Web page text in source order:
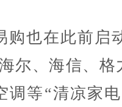
也在此前启
尔、海信、格
调等“清凉家